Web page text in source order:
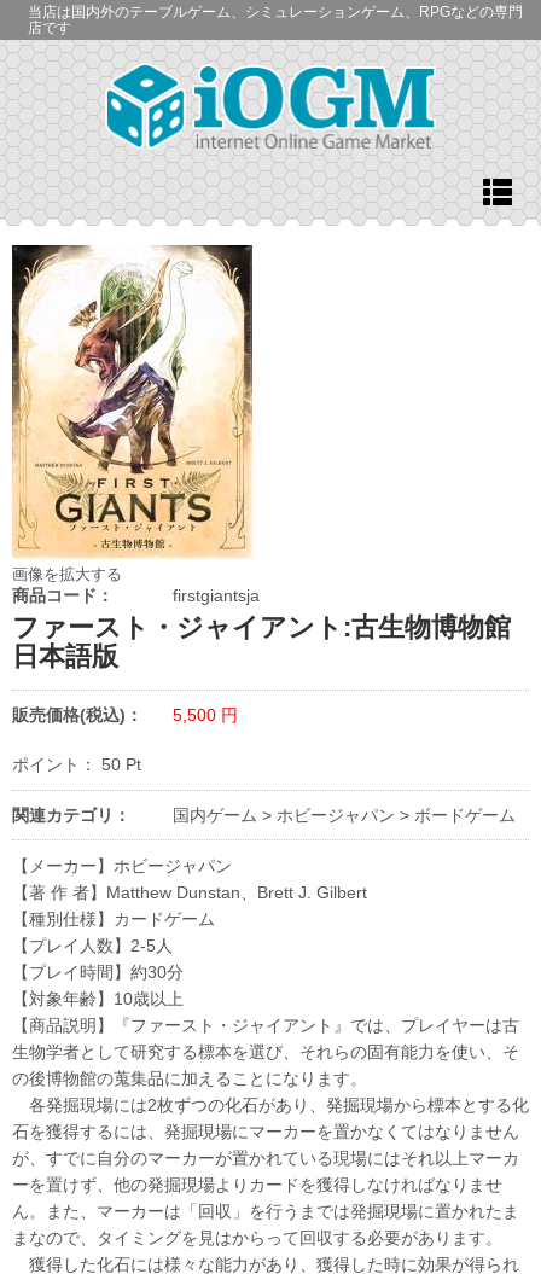
当店は国内外のテーブルゲーム、シミュレーションゲーム、RPGなどの専門
店です
画像を拡大する
商品コード： firstgiantsja
ファースト・ジャイアント:古生物博物館
日本語版
販売価格(税込)： 5,500 円
ポイント： 50 Pt
関連カテゴリ： 国内ゲーム > ホビージャパン > ボードゲーム
【メーカー】ホビージャパン
【著 作 者】Matthew Dunstan、Brett J. Gilbert
【種別仕様】カードゲーム
【プレイ人数】2-5人
【プレイ時間】約30分
【対象年齢】10歳以上
【商品説明】『ファースト・ジャイアント』では、プレイヤーは古
生物学者として研究する標本を選び、それらの固有能力を使い、そ
の後博物館の蒐集品に加えることになります。
各発掘現場には2枚ずつの化石があり、発掘現場から標本とする化
石を獲得するには、発掘現場にマーカーを置かなくてはなりません
が、すでに自分のマーカーが置かれている現場にはそれ以上マーカ
ーを置けず、他の発掘現場よりカードを獲得しなければなりませ
ん。また、マーカーは「回収」を行うまでは発掘現場に置かれたま
まなので、タイミングを見はからって回収する必要があります。
獲得した化石には様々な能力があり、獲得した時に効果が得られ